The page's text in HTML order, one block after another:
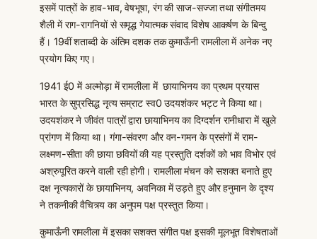
इसमें पात्रों के हाव-भाव, वेषभूषा, रंग की साज-सज्जा तथा संगीतमय
शैली में राग-रागनियों से समृद्ध गेयात्मक संवाद विशेष आकर्षण के बिन्दु
हैं। 19वीं शताब्दी के अंतिम दशक तक कुमाऊँनी रामलीला में अनेक नए
प्रयोग किए गए।
1941 ई0 में अल्मोड़ा में रामलीला में छायाभिनय का प्रथम प्रयास
भारत के सुप्रसिद्ध नृत्य सम्राट स्व0 उदयशंकर भट्ट ने किया था।
उदयशंकर ने जीवंत पात्रों द्वारा छायाभिनय का दिग्दर्शन रानीधारा में खुले
प्रांगण में किया था। गंगा-संवरण और वन-गमन के प्रसंगों में राम-
लक्ष्मण-सीता की छाया छवियों की यह प्रस्तुति दर्शकों को भाव विभोर एवं
अश्रुपूरित करने वाली रही होगी। रामलीला मंचन को सशक्त बनाते हुए
दक्ष नृत्यकारों के छायाभिनय, अवनिका में उड़ते हुए और हनुमान के दृश्य
ने तकनीकी वैचित्र्य का अनुपम पक्ष प्रस्तुत किया।
कुमाऊँनी रामलीला में इसका सशक्त संगीत पक्ष इसकी मूलभूत विशेषताओं